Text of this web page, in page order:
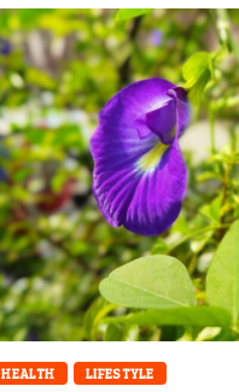
HEALTH LIFESTYLE